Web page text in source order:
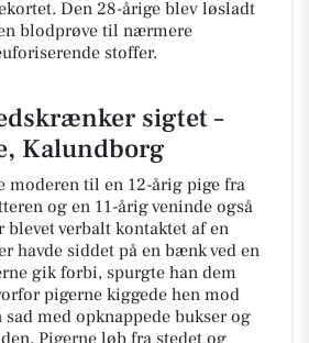
Den 28-årige blev løsladt
blodprøve til nærmere
stoffer.
sigtet –
Kalundborg
moderen til en 12-årig pige fra
og en 11-årig veninde også
blevet verbalt kontaktet af en
havde siddet på en bænk ved en
gik forbi, spurgte han dem
pigerne kiggede hen mod
sad med opknappede bukser og
Pigerne løb fra stedet og